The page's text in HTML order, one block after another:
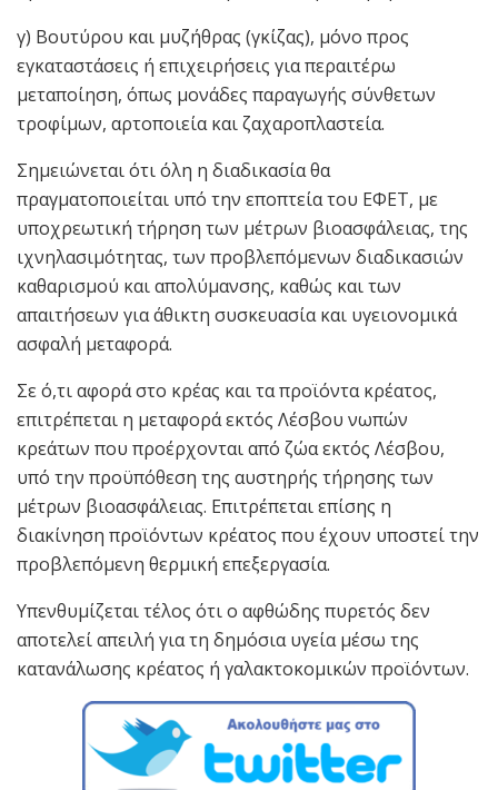
γ) Βουτύρου και μυζήθρας (γκίζας), μόνο προς
εγκαταστάσεις ή επιχειρήσεις για περαιτέρω
μεταποίηση, όπως μονάδες παραγωγής σύνθετων
τροφίμων, αρτοποιεία και ζαχαροπλαστεία.
Σημειώνεται ότι όλη η διαδικασία θα
πραγματοποιείται υπό την εποπτεία του ΕΦΕΤ, με
υποχρεωτική τήρηση των μέτρων βιοασφάλειας, της
ιχνηλασιμότητας, των προβλεπόμενων διαδικασιών
καθαρισμού και απολύμανσης, καθώς και των
απαιτήσεων για άθικτη συσκευασία και υγειονομικά
ασφαλή μεταφορά.
Σε ό,τι αφορά στο κρέας και τα προϊόντα κρέατος,
επιτρέπεται η μεταφορά εκτός Λέσβου νωπών
κρεάτων που προέρχονται από ζώα εκτός Λέσβου,
υπό την προϋπόθεση της αυστηρής τήρησης των
μέτρων βιοασφάλειας. Επιτρέπεται επίσης η
διακίνηση προϊόντων κρέατος που έχουν υποστεί την
προβλεπόμενη θερμική επεξεργασία.
Υπενθυμίζεται τέλος ότι ο αφθώδης πυρετός δεν
αποτελεί απειλή για τη δημόσια υγεία μέσω της
κατανάλωσης κρέατος ή γαλακτοκομικών προϊόντων.